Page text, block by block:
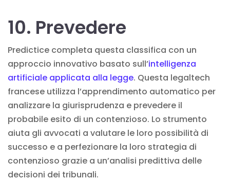
10. Prevedere
Predictice completa questa classifica con un
approccio innovativo basato sull’intelligenza
artificiale applicata alla legge. Questa legaltech
francese utilizza l’apprendimento automatico per
analizzare la giurisprudenza e prevedere il
probabile esito di un contenzioso. Lo strumento
aiuta gli avvocati a valutare le loro possibilità di
successo e a perfezionare la loro strategia di
contenzioso grazie a un’analisi predittiva delle
decisioni dei tribunali.